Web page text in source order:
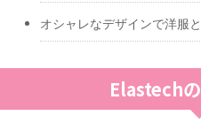
オシャレなデザインで洋服
Elastech